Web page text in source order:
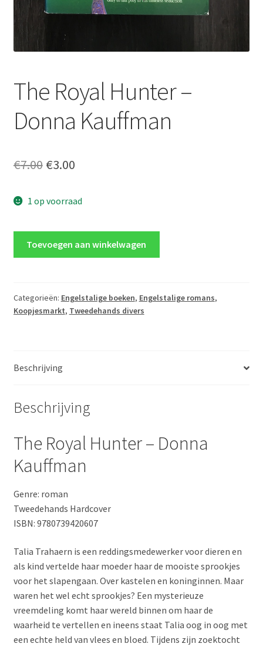
The Royal Hunter –
Donna Kauffman
€7.00 Oorspronkelijke
was:
€7.00.
€3.00Huidige
is:
€3.00.
1 op voorraad
Donna
Kauffman
Toevoegen aan winkelwagen
Categorieën: Engelstalige boeken, Engelstalige romans,
Koopjesmarkt, Tweedehands divers
Beschrijving
Beschrijving
The Royal Hunter – Donna
Kauffman
Genre: roman
Tweedehands Hardcover
ISBN: 9780739420607
Talia Trahaern is een reddingsmedewerker voor dieren en
als kind vertelde haar moeder haar de mooiste sprookjes
voor het slapengaan. Over kastelen en koninginnen. Maar
waren het wel echt sprookjes? Een mysterieuze
vreemdeling komt haar wereld binnen om haar de
waarheid te vertellen en ineens staat Talia oog in oog met
een echte held van vlees en bloed. Tijdens zijn zoektocht